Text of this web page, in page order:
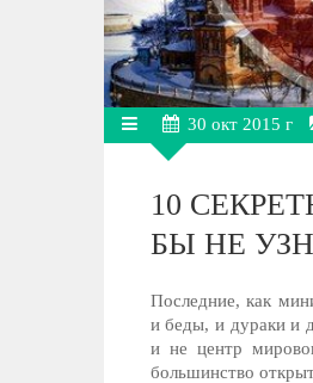
30 окт 2015 г
10
БЫ НЕ
Последние, как
и беды, и дураки и
и не центр
большинство